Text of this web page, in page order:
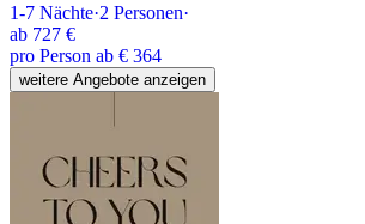
1-7 Nächte·2 Personen·
ab 727 €
pro Person ab € 364
weitere Angebote anzeigen